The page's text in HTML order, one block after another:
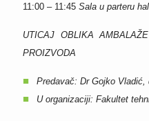
11:00 – 11:45 Sala u parteru
UTICAJ OBLIKA
PROIZVODA
Predavač: Dr Gojko Vladić,
U organizaciji: Fakultet